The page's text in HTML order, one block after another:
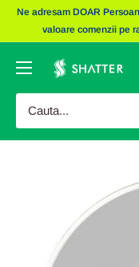
SaritiNe adresam DOAR
valoare comenzii pe
Obiecte
Shatter